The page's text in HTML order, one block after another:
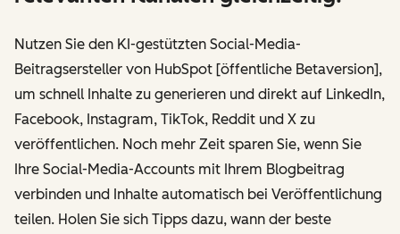
Nutzen Sie den KI-gestützten Social-Media-
Beitragsersteller von HubSpot [öffentliche Betaversion],
um schnell Inhalte zu generieren und direkt auf LinkedIn,
Facebook, Instagram, TikTok, Reddit und X zu
veröffentlichen. Noch mehr Zeit sparen Sie, wenn Sie
Ihre Social-Media-Accounts mit Ihrem Blogbeitrag
verbinden und Inhalte automatisch bei Veröffentlichung
teilen. Holen Sie sich Tipps dazu, wann der beste